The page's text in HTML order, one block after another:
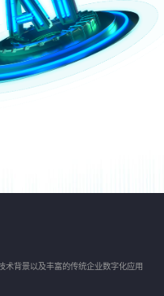
术背景以及丰富的传统企业数字化应用